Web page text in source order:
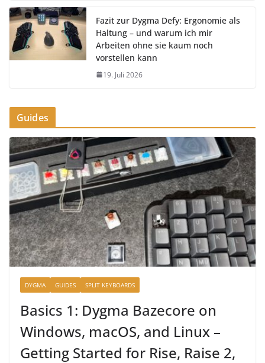
Fazit zur Dygma Defy: Ergonomie als
Haltung – und warum ich mir
Arbeiten ohne sie kaum noch
vorstellen kann
19. Juli 2026
Guides
DYGMA GUIDES SPLIT KEYBOARDS
Basics 1: Dygma Bazecore on
Windows, macOS, and Linux –
Getting Started for Rise, Raise 2,